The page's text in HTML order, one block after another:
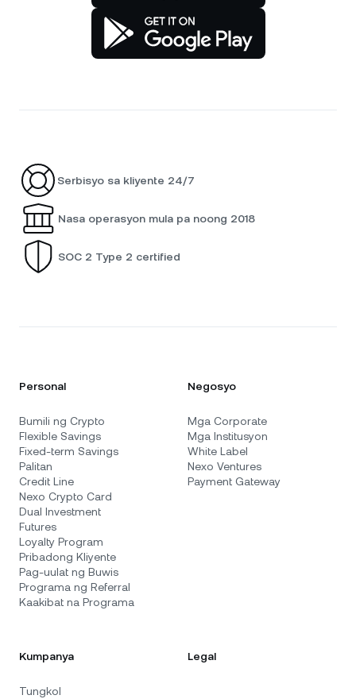
Serbisyo sa kliyente 24/7
Nasa operasyon mula pa noong 2018
SOC 2 Type 2 certified
Personal
Bumili ng Crypto
Flexible Savings
Fixed-term Savings
Palitan
Credit Line
Nexo Crypto Card
Dual Investment
Futures
Loyalty Program
Pribadong Kliyente
Pag-uulat ng Buwis
Programa ng Referral
Kaakibat na Programa
Negosyo
Mga Corporate
Mga Institusyon
White Label
Nexo Ventures
Payment Gateway
Kumpanya
Tungkol
Legal